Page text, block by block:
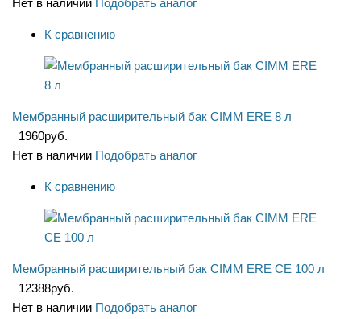
Нет в наличии Подобрать аналог
К сравнению
Мембранный расширительный бак CIMM ERE 8 л
1960руб.
Нет в наличии Подобрать аналог
К сравнению
Мембранный расширительный бак CIMM ERE CE 100 л
12388руб.
Нет в наличии Подобрать аналог